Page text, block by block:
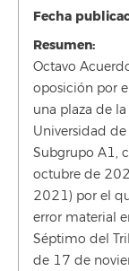
Fecha
Resumen:
Octavo
oposición por
una plaza de
Universidad de
Subgrupo A1,
octubre de
2021) por el
error material
Séptimo del
de 17 de